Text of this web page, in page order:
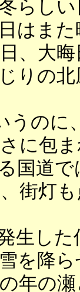
らし
はま
、大
りの
うのに
に包
国道で
街灯
生した
を降
年の